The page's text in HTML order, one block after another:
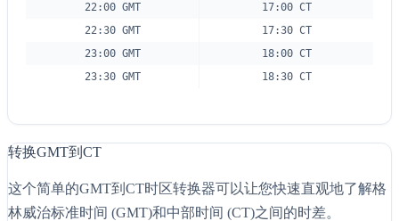
22:00 GMT
17:00 CT
22:30 GMT
17:30 CT
23:00 GMT
18:00 CT
23:30 GMT
18:30 CT
转换GMT到CT
这个简单的GMT到CT时区转换器可以让您快速直观地了解格
林威治标准时间 (GMT)和中部时间 (CT)之间的时差。